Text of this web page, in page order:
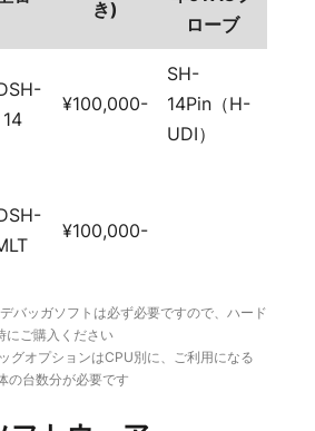
き)
ローブ
14
¥100,000-
SH-
14Pin（H-
UDI）
¥100,000-
バッガソフトは必ず必要ですので、ハード
にご購入ください
グオプションはCPU別に、ご利用になる
の台数分が必要です